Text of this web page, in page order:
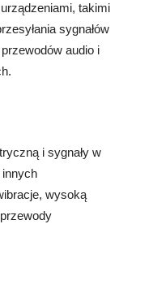
takimi
sygnałów
audio i
i sygnały w
innych
wysoką